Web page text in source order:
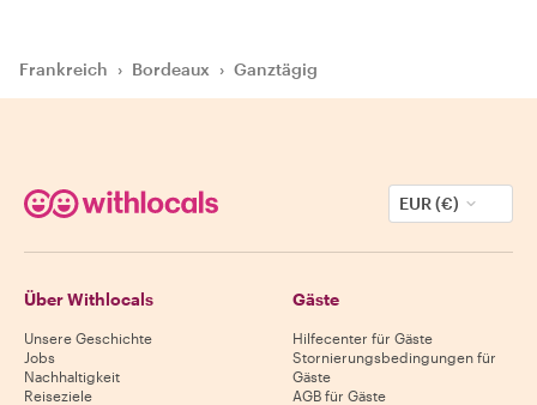
Frankreich › Bordeaux › Ganztägig
EUR (€)
Über Withlocals
Unsere Geschichte
Jobs
Nachhaltigkeit
Reiseziele
Gäste
Hilfecenter für Gäste
Stornierungsbedingungen für
Gäste
AGB für Gäste